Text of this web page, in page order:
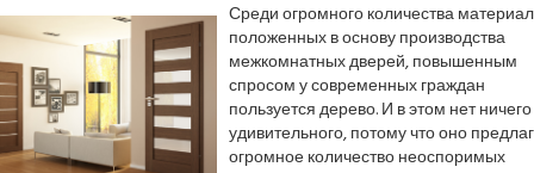
Среди огромного количества
положенных в основу производства
межкомнатных дверей, повышенным
спросом у современных граждан
пользуется дерево. И в этом нет ничего
удивительного, потому что оно
огромное количество неоспоримых